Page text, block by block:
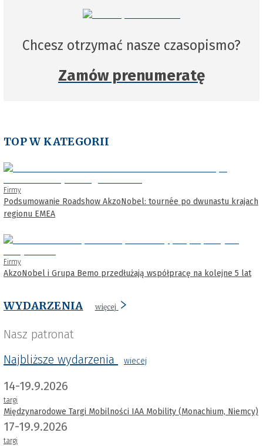
Chcesz otrzymać nasze czasopismo?
Zamów prenumeratę
TOP W KATEGORII
Firmy
Podsumowanie Roadshow AkzoNobel: tournée po dwunastu krajach
regionu EMEA
Firmy
AkzoNobel i Grupa Bemo przedłużają współpracę na kolejne 5 lat
WYDARZENIA więcej
Nasz patronat
Najbliższe wydarzenia
wiecej
14-19.9.2026
targi
Międzynarodowe Targi Mobilności IAA Mobility (Monachium, Niemcy)
17-19.9.2026
targi